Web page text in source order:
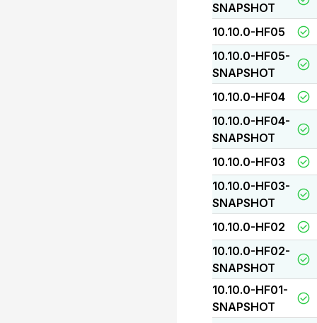
SNAPSHOT
10.10.0-HF05
10.10.0-HF05-
SNAPSHOT
10.10.0-HF04
10.10.0-HF04-
SNAPSHOT
10.10.0-HF03
10.10.0-HF03-
SNAPSHOT
10.10.0-HF02
10.10.0-HF02-
SNAPSHOT
10.10.0-HF01-
SNAPSHOT